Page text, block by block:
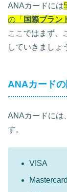
ANAカードには
の「 国際ブラン
ここではまず、
していきましょ
ANAカード
ANAカードには
す。
VISA
Mastercard